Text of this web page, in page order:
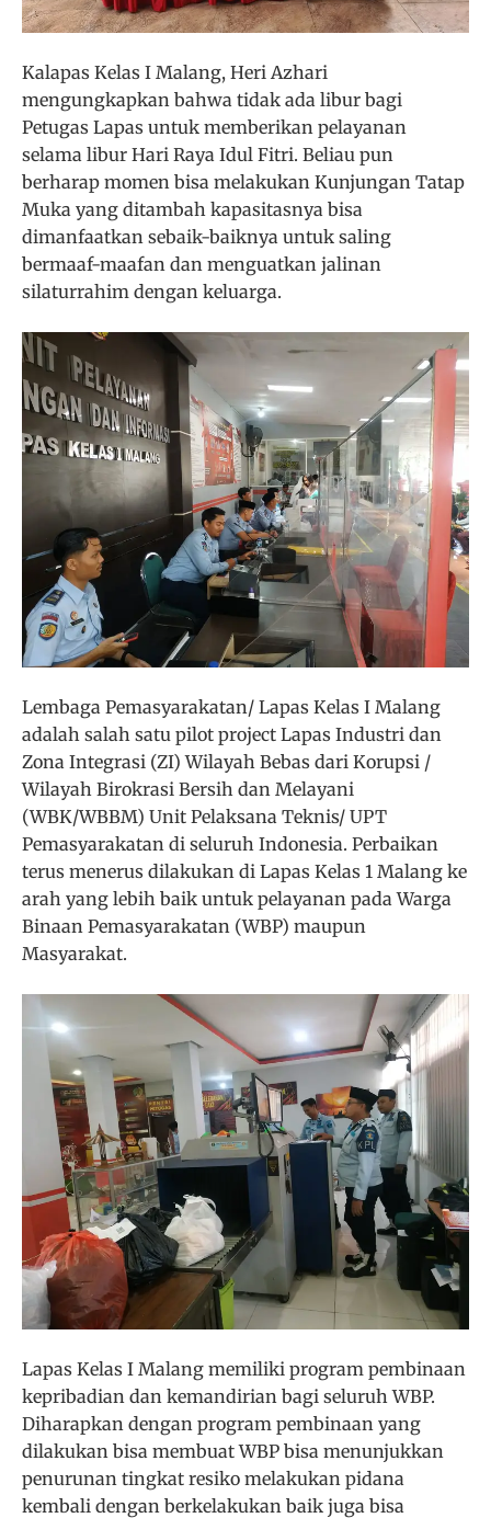
Kalapas Kelas I Malang, Heri Azhari
mengungkapkan bahwa tidak ada libur bagi
Petugas Lapas untuk memberikan pelayanan
selama libur Hari Raya Idul Fitri. Beliau pun
berharap momen bisa melakukan Kunjungan Tatap
Muka yang ditambah kapasitasnya bisa
dimanfaatkan sebaik-baiknya untuk saling
bermaaf-maafan dan menguatkan jalinan
silaturrahim dengan keluarga.
Lembaga Pemasyarakatan/ Lapas Kelas I Malang
adalah salah satu pilot project Lapas Industri dan
Zona Integrasi (ZI) Wilayah Bebas dari Korupsi /
Wilayah Birokrasi Bersih dan Melayani
(WBK/WBBM) Unit Pelaksana Teknis/ UPT
Pemasyarakatan di seluruh Indonesia. Perbaikan
terus menerus dilakukan di Lapas Kelas 1 Malang ke
arah yang lebih baik untuk pelayanan pada Warga
Binaan Pemasyarakatan (WBP) maupun
Masyarakat.
Lapas Kelas I Malang memiliki program pembinaan
kepribadian dan kemandirian bagi seluruh WBP.
Diharapkan dengan program pembinaan yang
dilakukan bisa membuat WBP bisa menunjukkan
penurunan tingkat resiko melakukan pidana
kembali dengan berkelakukan baik juga bisa